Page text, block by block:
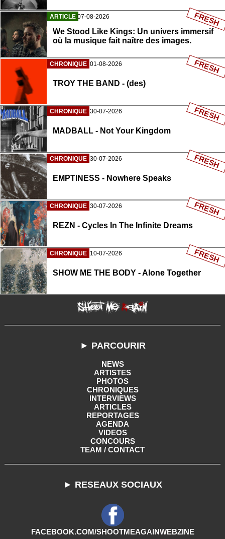
ARTICLE 07-08-2026
We Stood Like Kings: Un univers immersif
où la musique fait naître des images.
FRESH
CHRONIQUE 01-08-2026
TROY THE BAND - (des)
FRESH
CHRONIQUE 30-07-2026
MADBALL - Not Your Kingdom
FRESH
CHRONIQUE 30-07-2026
EMPTINESS - Nowhere Speaks
FRESH
CHRONIQUE 30-07-2026
REZN - Cycles In The Infinite Dreams
FRESH
CHRONIQUE 10-07-2026
SHOW ME THE BODY - Alone Together
FRESH
► PARCOURIR
NEWS
ARTISTES
PHOTOS
CHRONIQUES
INTERVIEWS
ARTICLES
REPORTAGES
AGENDA
VIDEOS
CONCOURS
TEAM / CONTACT
► RESEAUX SOCIAUX
FACEBOOK.COM/SHOOTMEAGAINWEBZINE